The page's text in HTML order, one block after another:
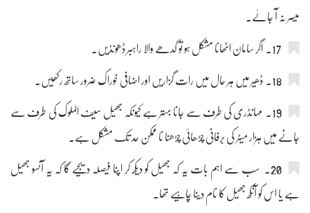
میسر نہ آ جائے۔
17۔ اگر سامان اٹھانا مشکل ہو تو گدھے والا راہبر ڈھونڈیں۔
18۔ ڈھیر میں ہر حال میں رات گزاریں اور اضافی خوراک ضرور ساتھ رکھیں۔
19۔ مہانڈری کی طرف سے جانا بہتر ہے کیونکہ جھیل سیف الملوک کی طرف سے
جانے میں ہزار میٹر کی برفانی چڑھائی چڑھنا نا ممکن حد تک مشکل ہے۔
20۔ سب سے اہم بات یہ کہ جھیل کو دیکھ کر اپنا فیصلہ دیجیے گا کہ یہ آنسو جھیل
ہے یا اس کو آنکھ جھیل کا نام دینا چاہیے تھا۔